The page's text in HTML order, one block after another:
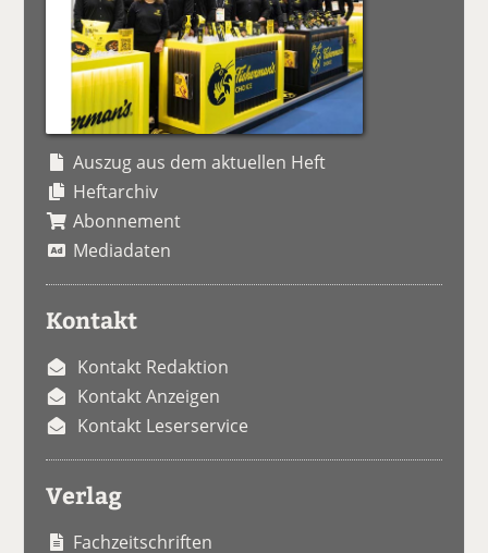
Auszug aus dem aktuellen Heft
Heftarchiv
Abonnement
Mediadaten
Kontakt
Kontakt Redaktion
Kontakt Anzeigen
Kontakt Leserservice
Verlag
Fachzeitschriften